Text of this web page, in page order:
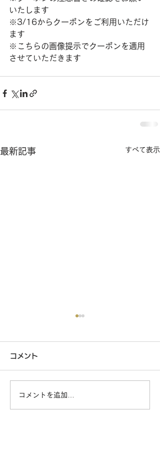
いたします
※3/16からクーポンをご利用いただけ
ます
※こちらの画像提示でクーポンを適用
させていただきます
最新記事 すべて表示
野々市店8/8発刊チラシ
コメント
コメントを追加…